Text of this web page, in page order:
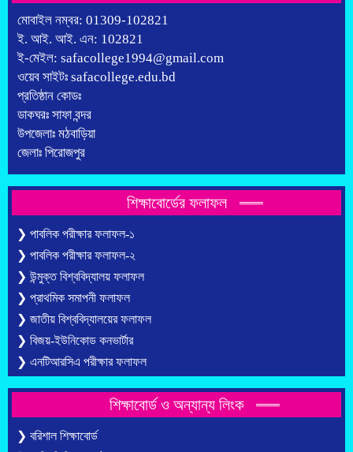
মোবাইল নম্বর: 01309-102821
ই. আই. আই. এন: 102821
ই-মেইল: safacollege1994@gmail.com
ওয়েব সাইটঃ safacollege.edu.bd
প্রতিষ্ঠান কোডঃ
ডাকঘরঃ সাফা বন্দর
উপজেলাঃ মঠবাড়িয়া
জেলাঃ পিরোজপুর
শিক্ষাবোর্ডের ফলাফল
❯ পাবলিক পরীক্ষার ফলাফল-১
❯ পাবলিক পরীক্ষার ফলাফল-২
❯ উন্মুক্ত বিশ্ববিদ্যালয় ফলাফল
❯ প্রাথমিক সমাপনী ফলাফল
❯ জাতীয় বিশ্ববিদ্যালয়ের ফলাফল
❯ বিজয়-ইউনিকোড কনভার্টার
❯ এনটিআরসিএ পরীক্ষার ফলাফল
শিক্ষাবোর্ড ও অন্যান্য লিংক
❯ বরিশাল শিক্ষাবোর্ড